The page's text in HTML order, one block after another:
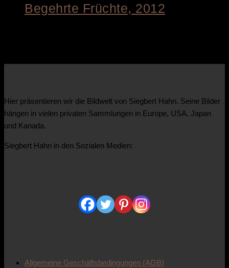
Begehrte Früchte, 2012
Hier präsentieren wir die Bildwelt von Siegbert Hahn. Seine Bilder
hängen in vielen privaten Sammlungen in Europe, USA, Japan
und Kanada.
Siegbert Hahn in den Sozialen Medien:
Allgemeine Geschäftsbedingungen (AGB)